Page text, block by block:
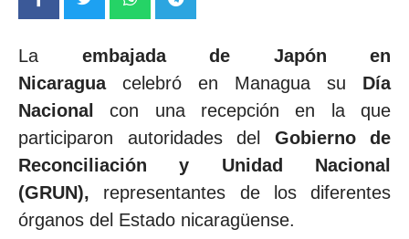
La embajada de Japón en
Nicaragua celebró en Managua su Día
Nacionalcon una recepción en la que
participaron autoridades del Gobierno de
Reconciliación y Unidad Nacional
(GRUN), representantes de los diferentes
órganos del Estado nicaragüense.